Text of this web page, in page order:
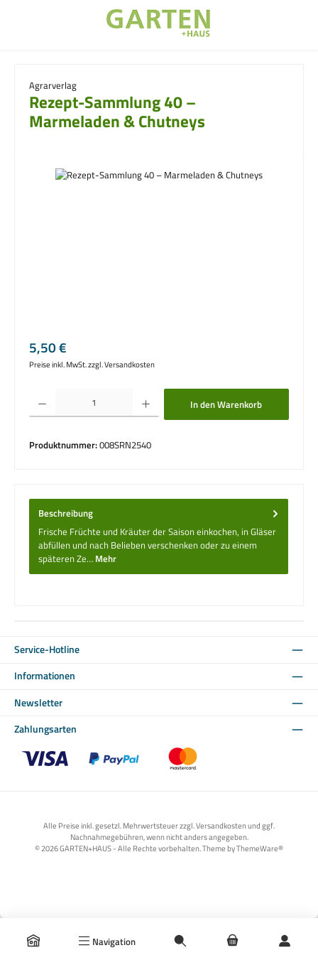
Navigation
Agrarverlag
Rezept-Sammlung 40 –
Marmeladen & Chutneys
Bildergalerie überspringen
Regulärer Preis:
5,50 €
Preise inkl. MwSt. zzgl. Versandkosten
Produkt Anzahl: Gib den gewünschten Wert ein oder benutze die Schaltflächen um
In den Warenkorb
Produktnummer:008SRN2540
Beschreibung
Frische Früchte und Kräuter der Saison einkochen, in Gläser
abfüllen und nach Belieben verschenken oder zu einem
späteren Ze… Mehr
Service-Hotline
Informationen
Newsletter
Zahlungsarten
Alle Preise inkl. gesetzl. Mehrwertsteuer zzgl. Versandkosten und ggf.
Nachnahmegebühren, wenn nicht anders angegeben.
© 2026 GARTEN+HAUS - Alle Rechte vorbehalten. Theme byThemeWare®